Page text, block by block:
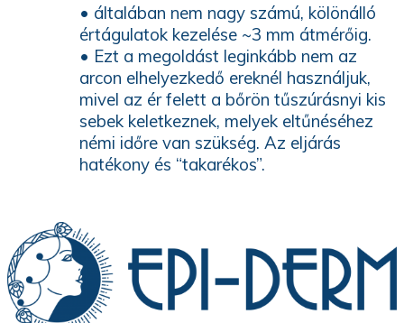
• általában nem nagy számú, kölönálló
értágulatok kezelése ~3 mm átmérőig.
• Ezt a megoldást leginkább nem az
arcon elhelyezkedő ereknél használjuk,
mivel az ér felett a bőrön tűszúrásnyi kis
sebek keletkeznek, melyek eltűnéséhez
némi időre van szükség. Az eljárás
hatékony és “takarékos”.